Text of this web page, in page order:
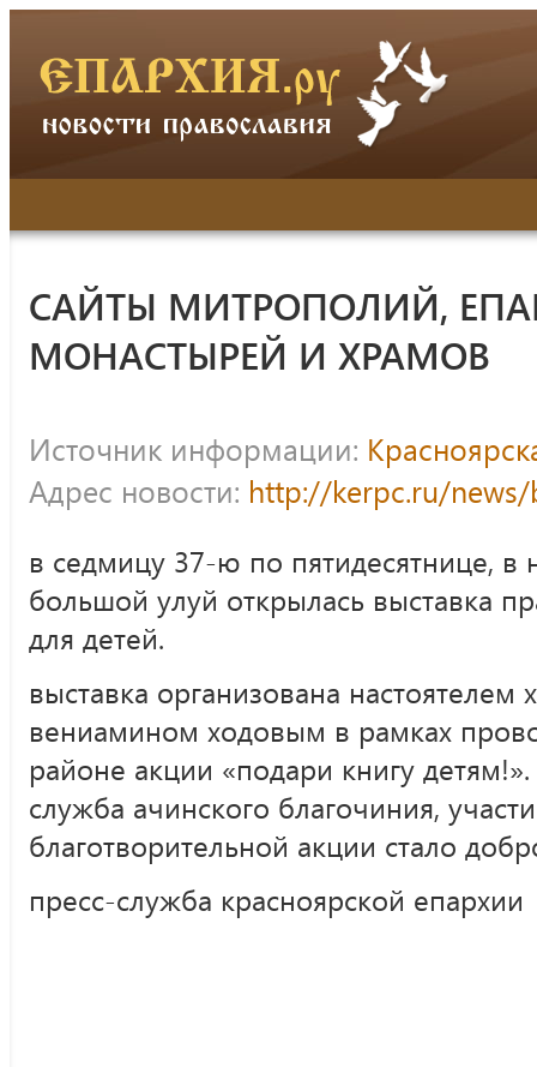
САЙТЫ МИТРОПОЛИЙ,
МОНАСТЫРЕЙ И ХРАМОВ
Источник информации:
Адрес новости: http://kerpc.ru/
в седмицу 37-ю по пятидесятнице, в
большой улуй открылась выставка
для детей.
выставка организована
вениамином ходовым в рамках
районе акции «подари книгу
служба ачинского благочиния,
благотворительной акции стало
пресс-служба красноярской епархии